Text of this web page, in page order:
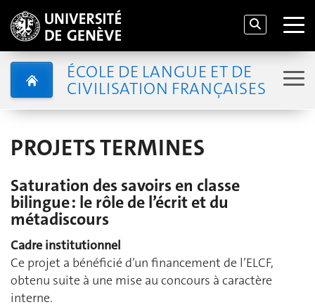
ÉCOLE DE LANGUE ET DE
CIVILISATION FRANÇAISES
PROJETS TERMINES
Saturation des savoirs en classe
bilingue : le rôle de l’écrit et du
métadiscours
Cadre institutionnel
Ce projet a bénéficié d’un financement de l’ELCF,
obtenu suite à une mise au concours à caractère
interne.